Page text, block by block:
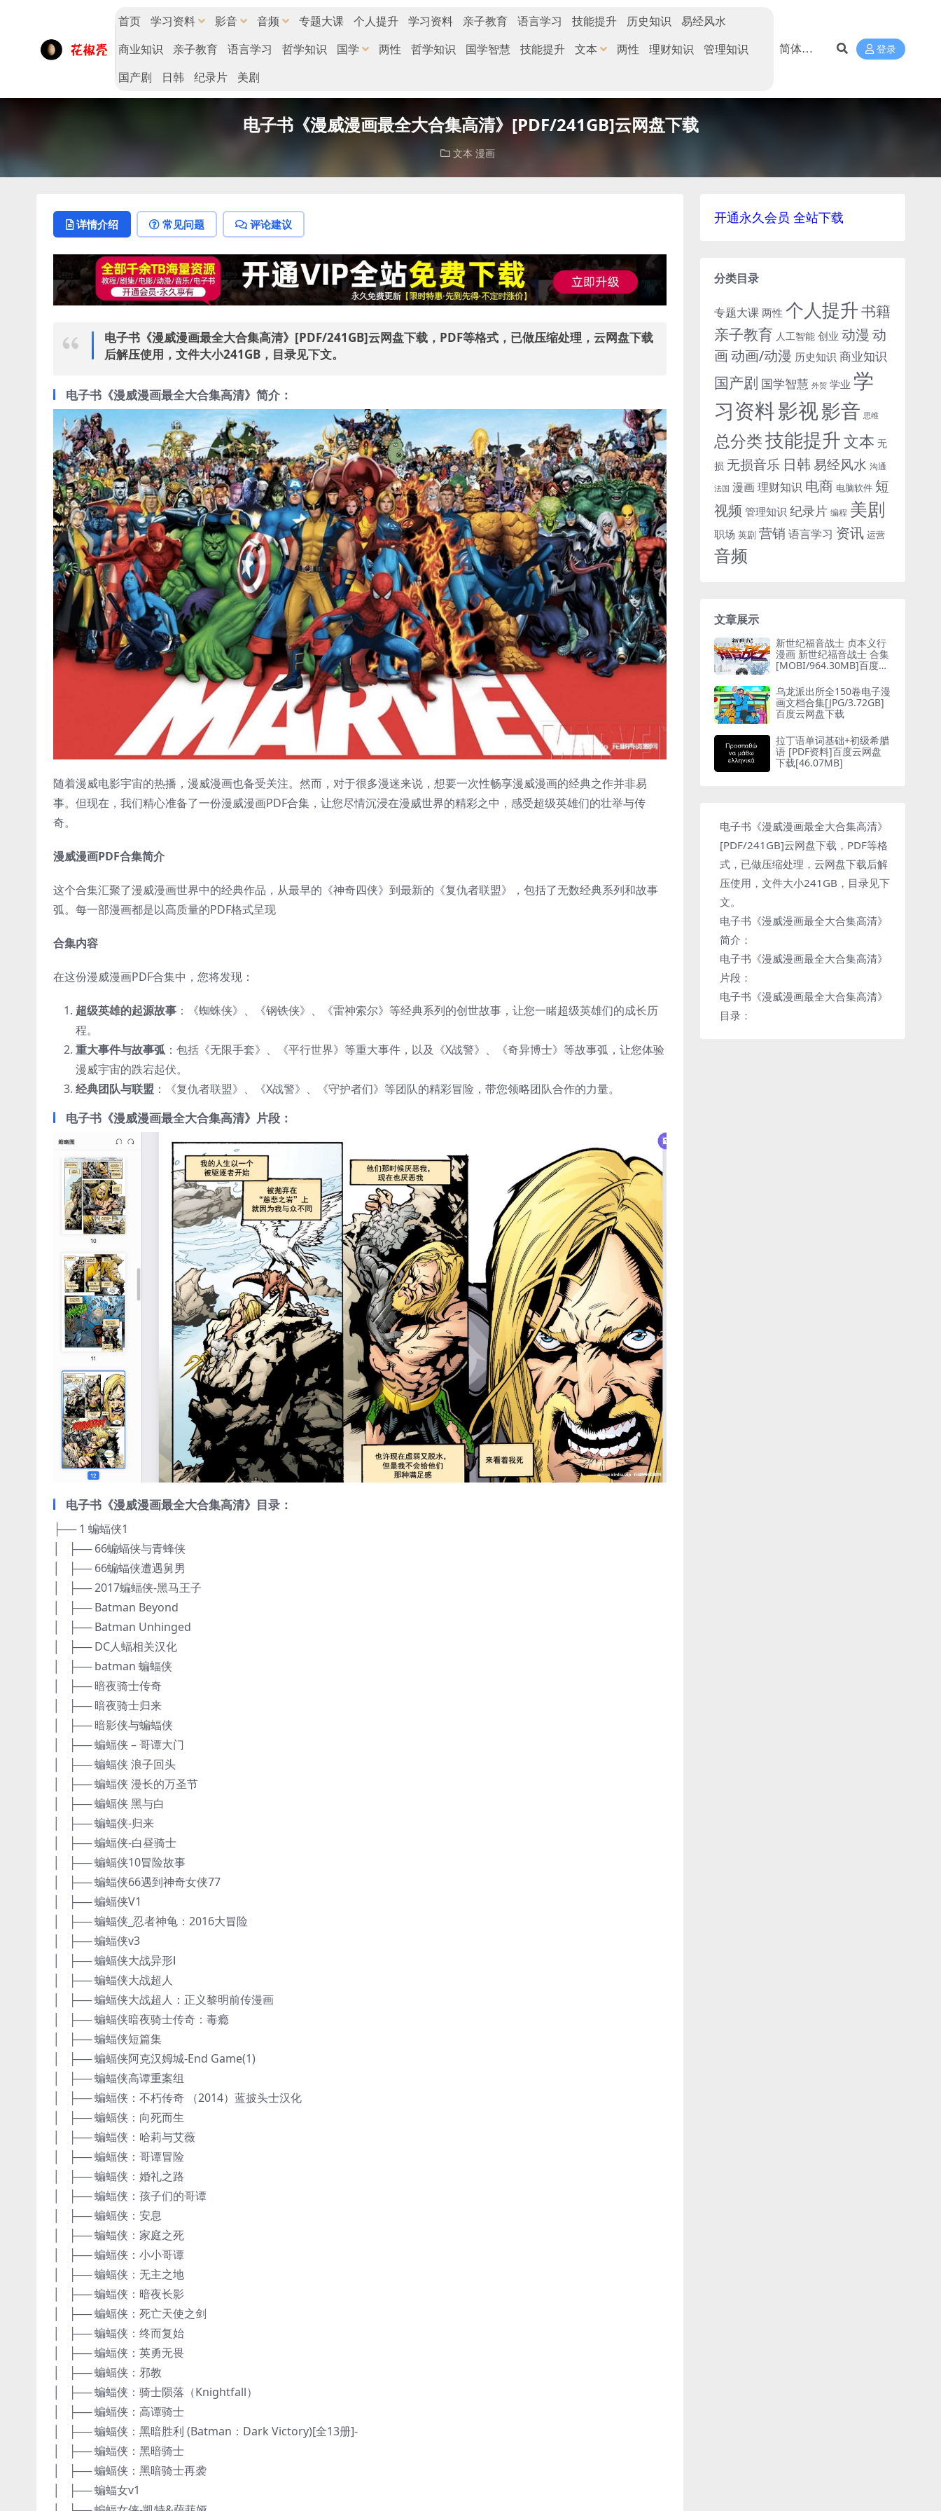
首页 学习资料 影音 音频 专题大课 个人提升 学习资料 亲子教育 语言学习 技能提升 历史知识
易经风水
商业知识
亲子教育 语言学习 哲学知识 国学 两性 哲学知识 国学智慧 技能提升 文本 两性 理财知识
管理知识
国产剧
日韩 纪录片 美剧
登录
电子书《漫威漫画最全大合集高清》[PDF/241GB]云网盘下载
文本 漫画
详情介绍 常见问题 评论建议
电子书《漫威漫画最全大合集高清》[PDF/241GB]云网盘下载，PDF等格式，已做压缩处理，云网盘下载
后解压使用，文件大小241GB，目录见下文。
电子书《漫威漫画最全大合集高清》简介：
随着漫威电影宇宙的热播，漫威漫画也备受关注。然而，对于很多漫迷来说，想要一次性畅享漫威漫画的经典之作并非易
事。但现在，我们精心准备了一份漫威漫画PDF合集，让您尽情沉浸在漫威世界的精彩之中，感受超级英雄们的壮举与传
奇。
漫威漫画PDF合集简介
这个合集汇聚了漫威漫画世界中的经典作品，从最早的《神奇四侠》到最新的《复仇者联盟》，包括了无数经典系列和故事
弧。每一部漫画都是以高质量的PDF格式呈现
合集内容
在这份漫威漫画PDF合集中，您将发现：
超级英雄的起源故事：《蜘蛛侠》、《钢铁侠》、《雷神索尔》等经典系列的创世故事，让您一睹超级英雄们的成长历
程。
重大事件与故事弧：包括《无限手套》、《平行世界》等重大事件，以及《X战警》、《奇异博士》等故事弧，让您体验
漫威宇宙的跌宕起伏。
经典团队与联盟 ：《复仇者联盟》、《X战警》、《守护者们》等团队的精彩冒险，带您领略团队合作的力量。
电子书《漫威漫画最全大合集高清》片段：
电子书《漫威漫画最全大合集高清》目录：
├── 1 蝙蝠侠1
│ ├── 66蝙蝠侠与青蜂侠
│ ├── 66蝙蝠侠遭遇舅男
│ ├── 2017蝙蝠侠-黑马王子
│ ├── Batman Beyond
│ ├── Batman Unhinged
│ ├── DC人蝠相关汉化
│ ├── batman 蝙蝠侠
│ ├── 暗夜骑士传奇
│ ├── 暗夜骑士归来
│ ├── 暗影侠与蝙蝠侠
│ ├── 蝙蝠侠 – 哥谭大门
│ ├── 蝙蝠侠 浪子回头
│ ├── 蝙蝠侠 漫长的万圣节
│ ├── 蝙蝠侠 黑与白
│ ├── 蝙蝠侠-归来
│ ├── 蝙蝠侠-白昼骑士
│ ├── 蝙蝠侠10冒险故事
│ ├── 蝙蝠侠66遇到神奇女侠77
│ ├── 蝙蝠侠V1
│ ├── 蝙蝠侠_忍者神龟：2016大冒险
│ ├── 蝙蝠侠v3
│ ├── 蝙蝠侠大战异形Ⅰ
│ ├── 蝙蝠侠大战超人
│ ├── 蝙蝠侠大战超人：正义黎明前传漫画
│ ├── 蝙蝠侠暗夜骑士传奇：毒瘾
│ ├── 蝙蝠侠短篇集
│ ├── 蝙蝠侠阿克汉姆城-End Game(1)
│ ├── 蝙蝠侠高谭重案组
│ ├── 蝙蝠侠：不朽传奇 （2014）蓝披头士汉化
│ ├── 蝙蝠侠：向死而生
│ ├── 蝙蝠侠：哈莉与艾薇
│ ├── 蝙蝠侠：哥谭冒险
│ ├── 蝙蝠侠：婚礼之路
│ ├── 蝙蝠侠：孩子们的哥谭
│ ├── 蝙蝠侠：安息
│ ├── 蝙蝠侠：家庭之死
│ ├── 蝙蝠侠：小小哥谭
│ ├── 蝙蝠侠：无主之地
│ ├── 蝙蝠侠：暗夜长影
│ ├── 蝙蝠侠：死亡天使之剑
│ ├── 蝙蝠侠：终而复始
│ ├── 蝙蝠侠：英勇无畏
│ ├── 蝙蝠侠：邪教
│ ├── 蝙蝠侠：骑士陨落（Knightfall）
│ ├── 蝙蝠侠：高谭骑士
│ ├── 蝙蝠侠：黑暗胜利 (Batman：Dark Victory)[全13册]-
│ ├── 蝙蝠侠：黑暗骑士
│ ├── 蝙蝠侠：黑暗骑士再袭
│ ├── 蝙蝠女v1
开通永久会员 全站下载
分类目录
专题大课 两性 个人提升书籍
亲子教育 人工智能 创业 动漫 动
画动画/动漫 历史知识 商业知识
国产剧 国学智慧 外贸 学业 学
习资料影视影音 思维
总分类技能提升文本 无
损 无损音乐 日韩 易经风水 沟通
法国 漫画理财知识 电商 电脑软件 短
视频 管理知识 纪录片 编程 美剧
职场 英剧 营销 语言学习 资讯 运营
音频
文章展示
新世纪福音战士 贞本义行
漫画 新世纪福音战士 合集
[MOBI/964.30MB]百度云
乌龙派出所全150卷电子漫
画文档合集[JPG/3.72GB]
百度云网盘下载
拉丁语单词基础+初级希腊
语 [PDF资料]百度云网盘
下载[46.07MB]
电子书《漫威漫画最全大合集高清》
[PDF/241GB]云网盘下载，PDF等格
式，已做压缩处理，云网盘下载后解
压使用，文件大小241GB，目录见下
文。
电子书《漫威漫画最全大合集高清》
简介：
电子书《漫威漫画最全大合集高清》
片段：
电子书《漫威漫画最全大合集高清》
目录：